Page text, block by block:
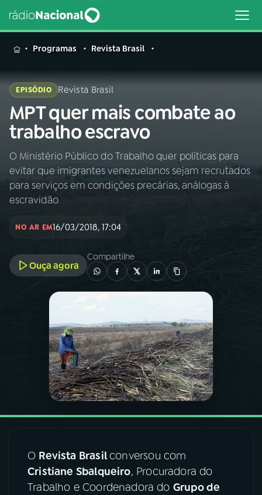
MENU
Buscar
na
Rádio
Nacional
Buscar
AO VIVO
PROGRAMAÇÃO
PROGRAMAS
PODCASTS
08FESTIVAL DE MÚSICA
Programas Revista Brasil
EPISÓDIO Revista Brasil
MPT quer mais combate ao
trabalho escravo
O Ministério Público do Trabalho quer políticas para
evitar que imigrantes venezuelanos sejam recrutados
para serviços em condições precárias, análogas à
escravidão
NO AR EM16/03/2018, 17:04
Ouça agora
Compartilhe
O Revista Brasilconversou com
Cristiane Sbalqueiro, Procuradora do
Trabalho e Coordenadora do Grupo de